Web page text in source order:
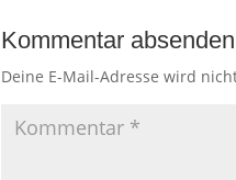
Kommentar absenden
Deine E-Mail-Adresse wird